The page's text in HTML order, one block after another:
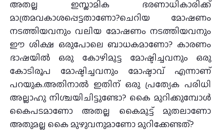
അതല്ല ഇസ്ലാമിക ഭരണാധികാരിക്ക്
മാത്രമവകാശപ്പെട്ടതാണോ?ചെറിയ മോഷണം
നടത്തിയവനും വലിയ മോഷണം നടത്തിയവനും
ഈ ശിക്ഷ ഒരുപോലെ ബാധകമാണോ? കാരണം
ഭാഷയില്‍ ഒരു കോഴിമുട്ട മോഷ്ടിച്ചവനും ഒരു
കോടിരൂപ മോഷ്ടിച്ചവനും മോഷ്ടാവ് എന്നാണ്
പറയുക.അതിനാല്‍ ഇതിന് ഒരു പ്രത്യേക പരിധി
അല്ലാഹു നിശ്ചയിചിട്ടുണ്ടോ? കൈ മുറിക്കുമ്പോള്‍
കൈപടമാണോ അതല്ല കൈമുട്ട് മുതലാണോ
അതുമല്ല കൈ മുഴുവനുമാണോ മുറിക്കേണ്ടത്?